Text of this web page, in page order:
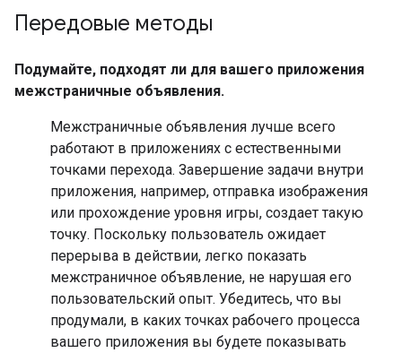
Передовые методы
Подумайте, подходят ли для вашего приложения
межстраничные объявления.
Межстраничные объявления лучше всего
работают в приложениях с естественными
точками перехода. Завершение задачи внутри
приложения, например, отправка изображения
или прохождение уровня игры, создает такую ​​
точку. Поскольку пользователь ожидает
перерыва в действии, легко показать
межстраничное объявление, не нарушая его
пользовательский опыт. Убедитесь, что вы
продумали, в каких точках рабочего процесса
вашего приложения вы будете показывать